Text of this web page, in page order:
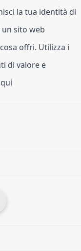
la tua identità di
sito web
offri. Utilizza i
di valore e